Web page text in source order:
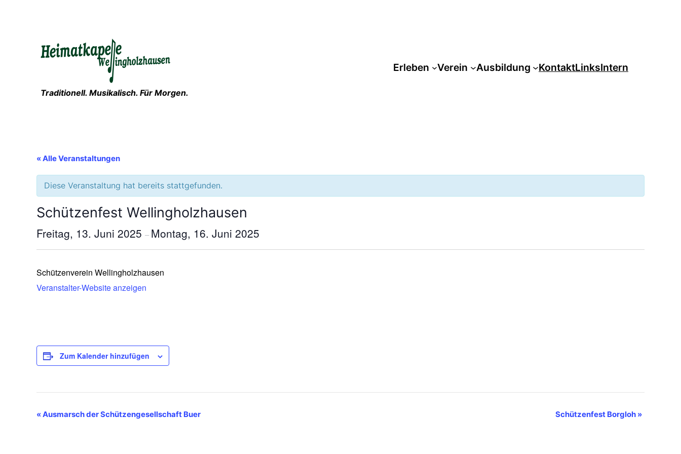
Traditionell. Musikalisch. Für Morgen.
Erleben Verein Ausbildung KontaktLinksIntern
« Alle Veranstaltungen
Diese Veranstaltung hat bereits stattgefunden.
Schützenfest Wellingholzhausen
Freitag, 13. Juni 2025 – Montag, 16. Juni 2025
Schützenverein Wellingholzhausen
Veranstalter-Website anzeigen
Zum Kalender hinzufügen
Veranstaltung-
«Ausmarsch der Schützengesellschaft Buer Schützenfest Borgloh »